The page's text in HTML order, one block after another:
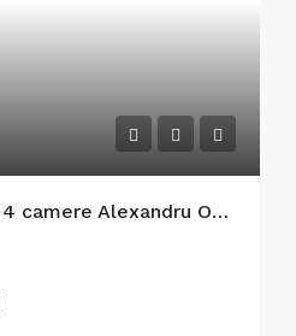
Vazare apartament 4 camere Alexandru Obregia